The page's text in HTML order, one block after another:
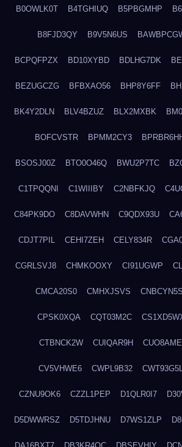
B0OWLK0T B4TGHIUQ B5PBGMHP
B8FJD3QY B9V5N6US
BCPQFPZX BD10XYBD BDLHG7DK
BEZUGCZG BFBXAO56 BHP8Y6FF
BK4Y2DLN BLV4BZUZ BLX2MXBK
BOFCVSTR BPMM2CY3
BSOSJ00Z BTO0O46Q BWU2P7TC
C1TPQQNI C1WIIIBY C2NBFKJQ
C84PK9DO C8DAVWHN C9QDX93U
CDJT7PIL CEHI7ZEH CELY834R
CGRLSVJ8 CHMKOOXY CI91UGWP
CMCA20S0 CMHXJSVS CNBCYN5S
CPSK0XQA CQT03M2C
CTBNCK2W CUIQAR9H
CV5VHWE6 CWPL9B32 CWT93G5L
CZNU9OK6 CZZL1PEP D1QLR0I7
D5DWWRSZ D5TDJHNU D7WS1ZLP